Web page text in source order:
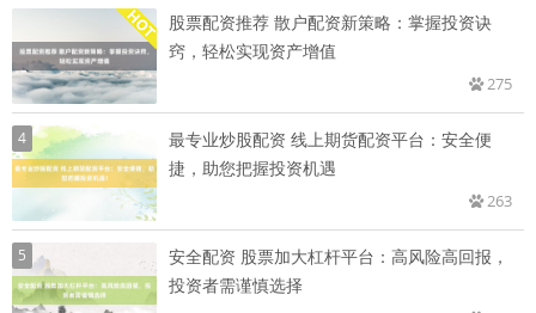
股票配资推荐 散户配资新策略：掌握投资诀
窍，轻松实现资产增值
275
4
最专业炒股配资 线上期货配资平台：安全便
捷，助您把握投资机遇
263
5
安全配资 股票加大杠杆平台：高风险高回报，
投资者需谨慎选择